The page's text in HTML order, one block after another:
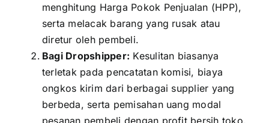
menghitung Harga Pokok Penjualan (HPP),
serta melacak barang yang rusak atau
diretur oleh pembeli.
Bagi Dropshipper: Kesulitan biasanya
terletak pada pencatatan komisi, biaya
ongkos kirim dari berbagai supplier yang
berbeda, serta pemisahan uang modal
pesanan pembeli dengan profit bersih toko.